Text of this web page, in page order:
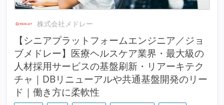
株式会社メドレー
【シニアプラットフォームエンジニア／ジョ
ブメドレー】医療ヘルスケア業界・最大級の
人材採用サービスの基盤刷新・リアーキテク
チャ｜DBリニューアルや共通基盤開発のリー
ド｜働き方に柔軟性